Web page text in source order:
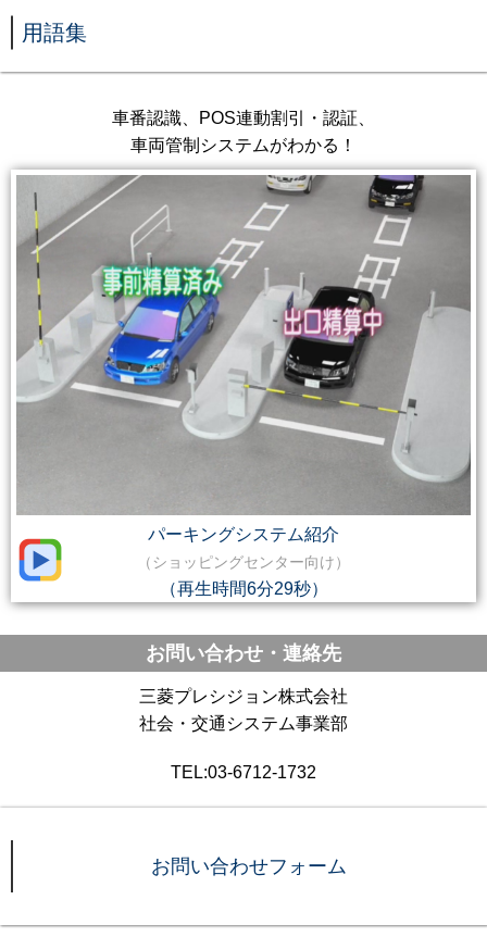
用語集
車番認識、POS連動割引・認証、
車両管制システムがわかる！
パーキングシステム紹介
（ショッピングセンター向け）
（再生時間6分29秒）
お問い合わせ・連絡先
三菱プレシジョン株式会社
社会・交通システム事業部
TEL:03-6712-1732
お問い合わせフォーム